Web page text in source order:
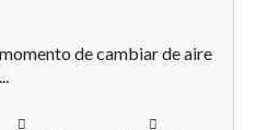
de cambiar de aire